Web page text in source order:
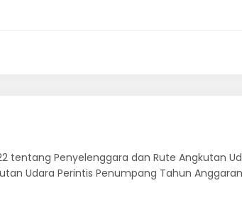
tentang Penyelenggara dan Rute Angkutan
Udara Perintis Penumpang Tahun